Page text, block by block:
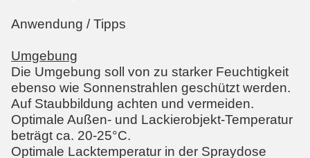
Anwendung / Tipps
Umgebung
Die Umgebung soll von zu starker Feuchtigkeit
ebenso wie Sonnenstrahlen geschützt werden.
Auf Staubbildung achten und vermeiden.
Optimale Außen- und Lackierobjekt-Temperatur
beträgt ca. 20-25°C.
Optimale Lacktemperatur in der Spraydose